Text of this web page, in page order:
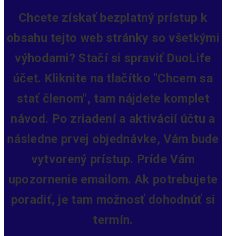
Chcete získať bezplatný prístup k
obsahu tejto web stránky so všetkými
výhodami? Stačí si spraviť DuoLife
účet. Kliknite na tlačítko "Chcem sa
stať členom", tam nájdete komplet
návod. Po zriadení a aktivácií účtu a
následne prvej objednávke, Vám bude
vytvorený prístup. Príde Vám
upozornenie emailom. Ak potrebujete
poradiť, je tam možnosť dohodnúť si
termín.